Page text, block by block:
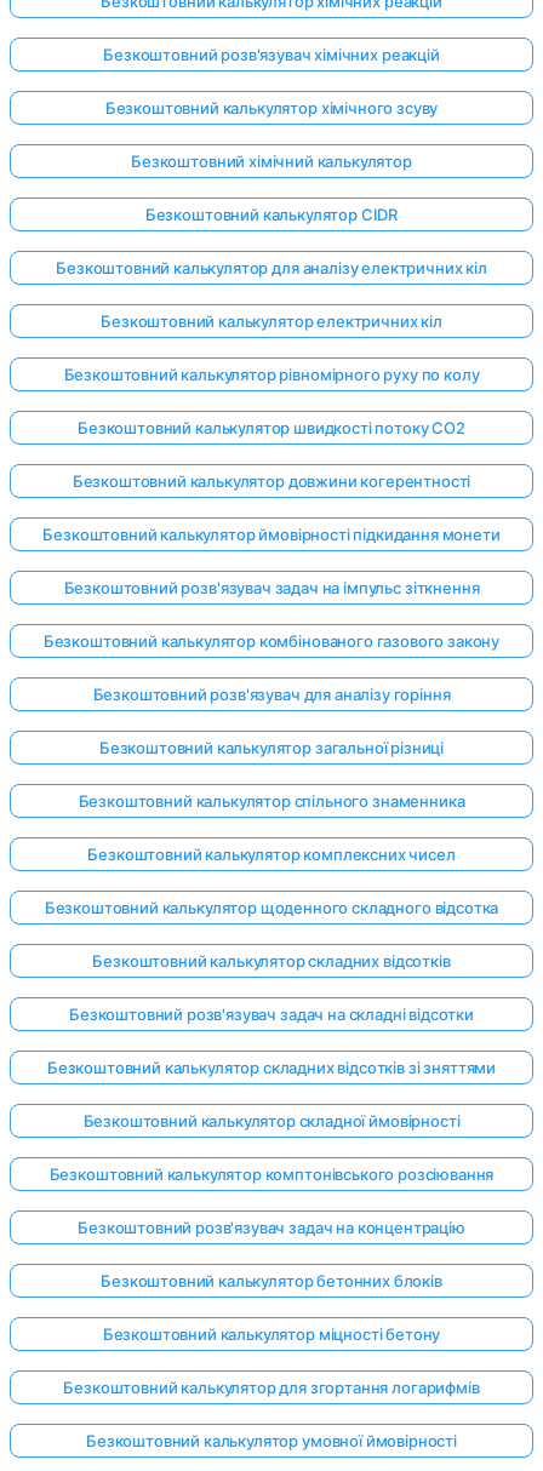
Безкоштовний розв'язувач хімічних реакцій
Безкоштовний калькулятор хімічного зсуву
Безкоштовний хімічний калькулятор
Безкоштовний калькулятор CIDR
Безкоштовний калькулятор для аналізу електричних кіл
Безкоштовний калькулятор електричних кіл
Безкоштовний калькулятор рівномірного руху по колу
Безкоштовний калькулятор швидкості потоку CO2
Безкоштовний калькулятор довжини когерентності
Безкоштовний калькулятор ймовірності підкидання монети
Безкоштовний розв'язувач задач на імпульс зіткнення
Безкоштовний калькулятор комбінованого газового закону
Безкоштовний розв'язувач для аналізу горіння
Безкоштовний калькулятор загальної різниці
Безкоштовний калькулятор спільного знаменника
Безкоштовний калькулятор комплексних чисел
Безкоштовний калькулятор щоденного складного відсотка
Безкоштовний калькулятор складних відсотків
Безкоштовний розв'язувач задач на складні відсотки
Безкоштовний калькулятор складних відсотків зі зняттями
Безкоштовний калькулятор складної ймовірності
Безкоштовний калькулятор комптонівського розсіювання
Безкоштовний розв'язувач задач на концентрацію
Безкоштовний калькулятор бетонних блоків
Безкоштовний калькулятор міцності бетону
Безкоштовний калькулятор для згортання логарифмів
Безкоштовний калькулятор умовної ймовірності